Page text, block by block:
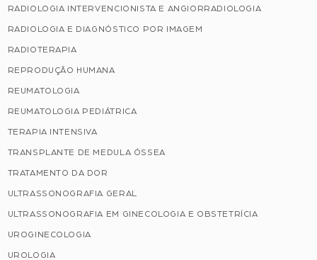
RADIOLOGIA INTERVENCIONISTA E ANGIORRADIOLOGIA
RADIOLOGIA E DIAGNÓSTICO POR IMAGEM
RADIOTERAPIA
REPRODUÇÃO HUMANA
REUMATOLOGIA
REUMATOLOGIA PEDIÁTRICA
TERAPIA INTENSIVA
TRANSPLANTE DE MEDULA ÓSSEA
TRATAMENTO DA DOR
ULTRASSONOGRAFIA GERAL
ULTRASSONOGRAFIA EM GINECOLOGIA E OBSTETRÍCIA
UROGINECOLOGIA
UROLOGIA